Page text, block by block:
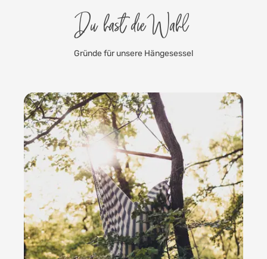
Du hast die Wahl
Gründe für unsere Hängesessel